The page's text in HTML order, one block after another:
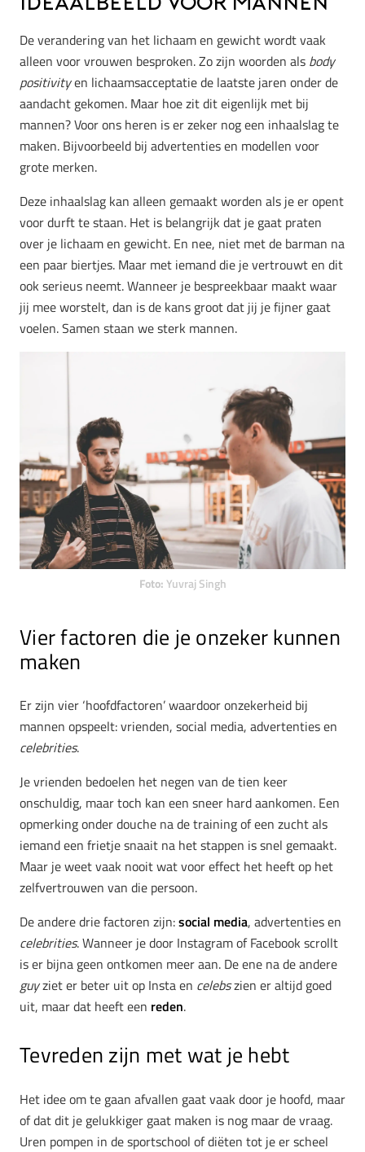
ideaalbeeld voor mannen
De verandering van het lichaam en gewicht wordt vaak
alleen voor vrouwen besproken. Zo zijn woorden als body
positivityen lichaamsacceptatie de laatste jaren onder de
aandacht gekomen. Maar hoe zit dit eigenlijk met bij
mannen? Voor ons heren is er zeker nog een inhaalslag te
maken. Bijvoorbeeld bij advertenties en modellen voor
grote merken.
Deze inhaalslag kan alleen gemaakt worden als je er opent
voor durft te staan. Het is belangrijk dat je gaat praten
over je lichaam en gewicht. En nee, niet met de barman na
een paar biertjes. Maar met iemand die je vertrouwt en dit
ook serieus neemt. Wanneer je bespreekbaar maakt waar
jij mee worstelt, dan is de kans groot dat jij je fijner gaat
voelen. Samen staan we sterk mannen.
Foto: Yuvraj Singh
Vier factoren die je onzeker kunnen
maken
Er zijn vier ‘hoofdfactoren’ waardoor onzekerheid bij
mannen opspeelt: vrienden, social media, advertenties en
celebrities.
Je vrienden bedoelen het negen van de tien keer
onschuldig, maar toch kan een sneer hard aankomen. Een
opmerking onder douche na de training of een zucht als
iemand een frietje snaait na het stappen is snel gemaakt.
Maar je weet vaak nooit wat voor effect het heeft op het
zelfvertrouwen van die persoon.
De andere drie factoren zijn:social media, advertenties en
celebrities. Wanneer je door Instagram of Facebook scrollt
is er bijna geen ontkomen meer aan. De ene na de andere
guyziet er beter uit op Insta en celebszien er altijd goed
uit, maar dat heeft een reden.
Tevreden zijn met wat je hebt
Het idee om te gaan afvallen gaat vaak door je hoofd, maar
of dat dit je gelukkiger gaat maken is nog maar de vraag.
Uren pompen in de sportschool of diëten tot je er scheel